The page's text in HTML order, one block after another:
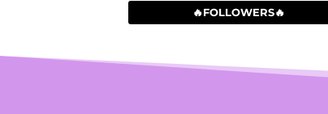
🔥FOLLOWERS🔥